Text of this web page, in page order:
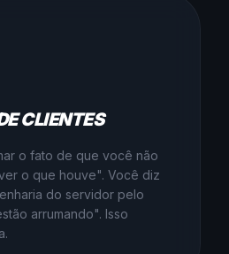
CLIENTES
o fato de que você não
o que houve". Você diz
do servidor pelo
arrumando". Isso